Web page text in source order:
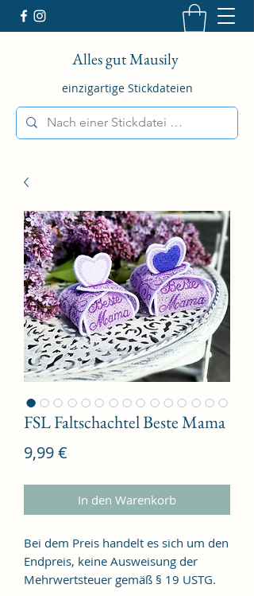
Alles gut Mausily
einzigartige Stickdateien
FSL Faltschachtel Beste Mama
9,99 €
In den Warenkorb
Bei dem Preis handelt es sich um den
Endpreis, keine Ausweisung der
Mehrwertsteuer gemäß § 19 USTG.